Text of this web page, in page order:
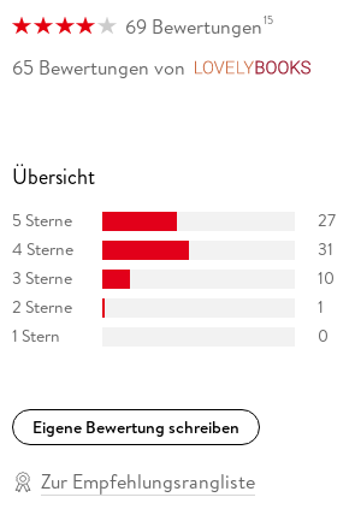
69 Bewertungen15
65 Bewertungen von
Übersicht
5 Sterne
27
4 Sterne
31
3 Sterne
10
2 Sterne
1
1 Stern
0
Eigene Bewertung schreiben
Zur Empfehlungsrangliste